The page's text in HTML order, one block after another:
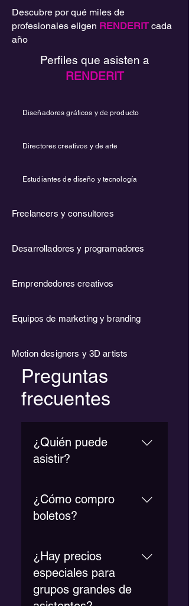
Descubre por qué miles de
profesionales eligen RENDERITcada
año
Perfiles que asisten a
RENDERIT
Diseñadores gráficos y de producto
Directores creativos y de arte
Estudiantes de diseño y tecnología
Freelancers y consultores
Desarrolladores y programadores
Emprendedores creativos
Equipos de marketing y branding
Motion designers y 3D artists
Preguntas
frecuentes
¿Quién puede
asistir?
cualquier profesional o
estudiante de la industria
¿Cómo compro
boletos?
disponibles a través de
nuestra plataforma de
registro. Selecciona el evento
en el apartado
¿Hay precios
especiales para
grupos grandes de